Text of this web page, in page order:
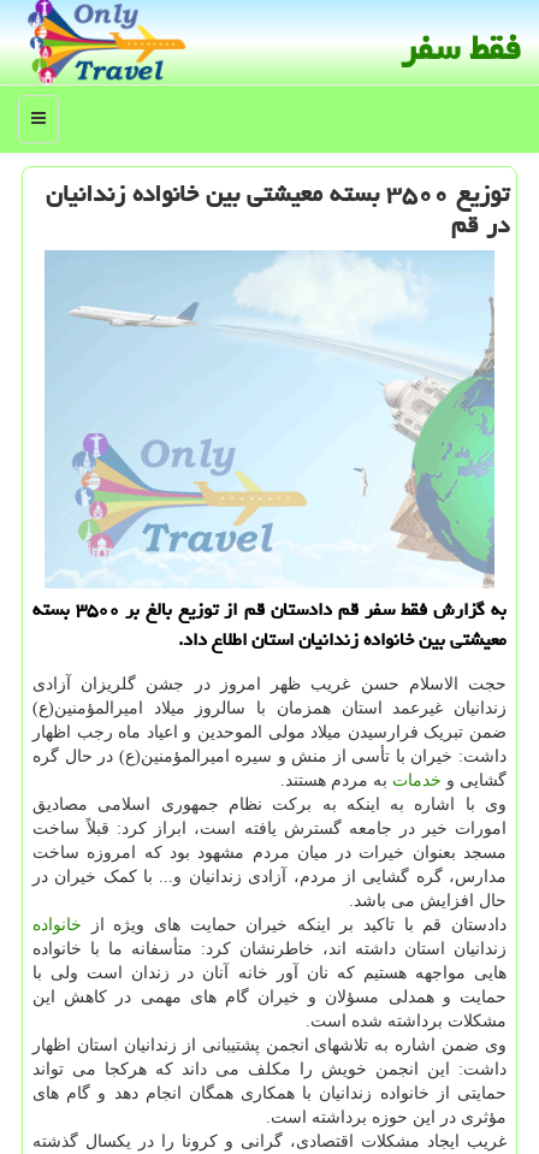
فقط سفر
منو
توزیع ۳۵۰۰ بسته معیشتی بین خانواده زندانیان
در قم
به گزارش فقط سفر قم دادستان قم از توزیع بالغ بر ۳۵۰۰ بسته
معیشتی بین خانواده زندانیان استان اطلاع داد.
حجت الاسلام حسن غریب ظهر امروز در جشن گلریزان آزادی
زندانیان غیرعمد استان همزمان با سالروز میلاد امیرالمؤمنین(ع)
ضمن تبریک فرارسیدن میلاد مولی الموحدین و اعیاد ماه رجب اظهار
داشت: خیران با تأسی از منش و سیره امیرالمؤمنین(ع) در حال گره
گشایی و خدمات به مردم هستند.
وی با اشاره به اینکه به برکت نظام جمهوری اسلامی مصادیق
امورات خیر در جامعه گسترش یافته است، ابراز کرد: قبلاً ساخت
مسجد بعنوان خیرات در میان مردم مشهود بود که امروزه ساخت
مدارس، گره گشایی از مردم، آزادی زندانیان و... با کمک خیران در
حال افزایش می باشد.
دادستان قم با تاکید بر اینکه خیران حمایت های ویژه از خانواده
زندانیان استان داشته اند، خاطرنشان کرد: متأسفانه ما با خانواده
هایی مواجهه هستیم که نان آور خانه آنان در زندان است ولی با
حمایت و همدلی مسؤلان و خیران گام های مهمی در کاهش این
مشکلات برداشته شده است.
وی ضمن اشاره به تلاشهای انجمن پشتیبانی از زندانیان استان اظهار
داشت: این انجمن خویش را مکلف می داند که هرکجا می تواند
حمایتی از خانواده زندانیان با همکاری همگان انجام دهد و گام های
مؤثری در این حوزه برداشته است.
غریب ایجاد مشکلات اقتصادی، گرانی و کرونا را در یکسال گذشته